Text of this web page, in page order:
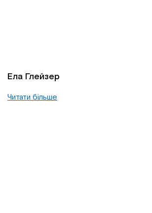
Ела Глейзер
Читати більше